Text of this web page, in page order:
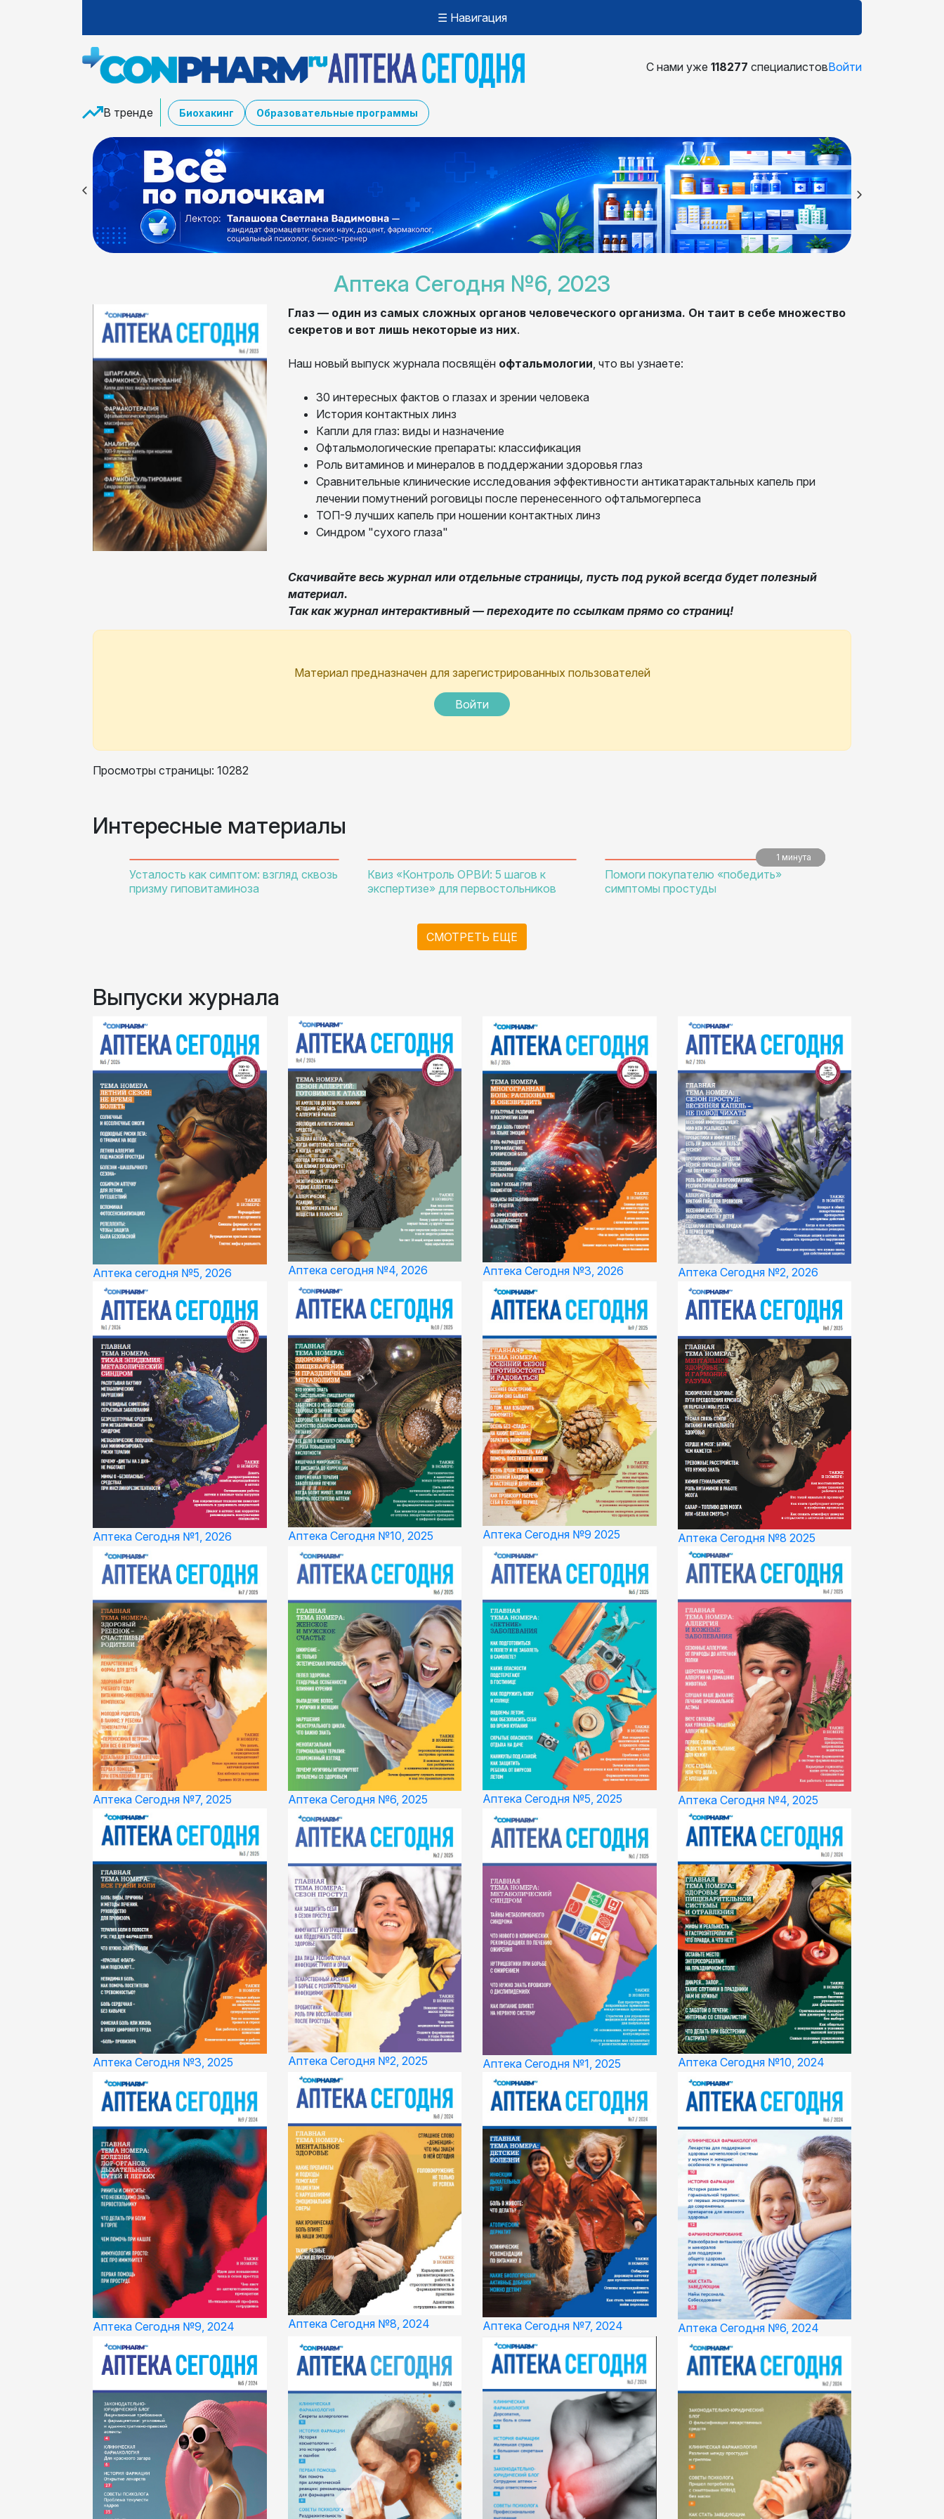
☰ Навигация
С нами уже 118277 специалистовВойти
В тренде Биохакинг Образовательные программы
Аптека Сегодня №6, 2023
Глаз — один из самых сложных органов человеческого организма. Он таит в себе множество
секретов и вот лишь некоторые из них.
Наш новый выпуск журнала посвящён офтальмологии, что вы узнаете:
30 интересных фактов о глазах и зрении человека
История контактных линз
Капли для глаз: виды и назначение
Офтальмологические препараты: классификация
Роль витаминов и минералов в поддержании здоровья глаз
Сравнительные клинические исследования эффективности антикатарактальных капель при
лечении помутнений роговицы после перенесенного офтальмогерпеса
ТОП-9 лучших капель при ношении контактных линз
Синдром "сухого глаза"
Скачивайте весь журнал или отдельные страницы, пусть под рукой всегда будет полезный
материал.
Так как журнал интерактивный — переходите по ссылкам прямо со страниц!
Материал предназначен для зарегистрированных пользователей
Войти
Просмотры страницы: 10282
Интересные материалы
5 минут
Усталость как симптом: взгляд сквозь
призму гиповитаминоза
5 минут
Квиз «Контроль ОРВИ: 5 шагов к
экспертизе» для первостольников
1 минута
Помоги покупателю «победить»
симптомы простуды
СМОТРЕТЬ ЕЩЕ
Выпуски журнала
Аптека сегодня №5, 2026 Аптека сегодня №4, 2026 Аптека Сегодня №3, 2026 Аптека Сегодня №2, 2026
Аптека Сегодня №1, 2026 Аптека Сегодня №10, 2025 Аптека Сегодня №9 2025 Аптека Сегодня №8 2025
Аптека Сегодня №7, 2025 Аптека Сегодня №6, 2025 Аптека Сегодня №5, 2025 Аптека Сегодня №4, 2025
Аптека Сегодня №3, 2025 Аптека Сегодня №2, 2025 Аптека Сегодня №1, 2025 Аптека Сегодня №10, 2024
Аптека Сегодня №9, 2024 Аптека Сегодня №8, 2024 Аптека Сегодня №7, 2024 Аптека Сегодня №6, 2024